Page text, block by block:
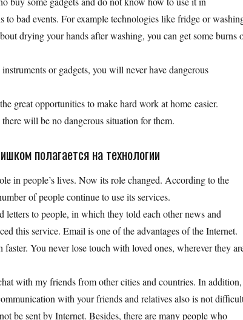
bad events. For example technologies like fridge or
drying your hands after washing, you can get some burns
or gadgets, you will never have dangerous
great opportunities to make hard work at home easier.
will be no dangerous situation for them.
полагается на технологии
in people’s lives. Now its role changed. According to the
of people continue to use its services.
to people, in which they told each other news and
this service. Email is one of the advantages of the Internet.
You never lose touch with loved ones, wherever they
with my friends from other cities and countries. In addition,
with your friends and relatives also is not
be sent by Internet. Besides, there are many people who